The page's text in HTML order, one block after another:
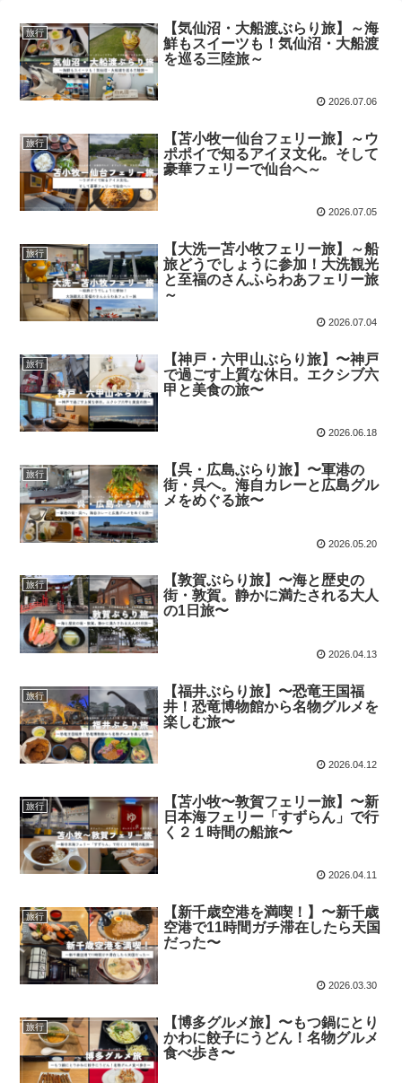
旅行
【気仙沼・大船渡ぶらり旅】～海
鮮もスイーツも！気仙沼・大船渡
を巡る三陸旅～
2026.07.06
旅行
【苫小牧ー仙台フェリー旅】～ウ
ポポイで知るアイヌ文化。そして
豪華フェリーで仙台へ～
2026.07.05
旅行
【大洗ー苫小牧フェリー旅】～船
旅どうでしょうに参加！大洗観光
と至福のさんふらわあフェリー旅
～
2026.07.04
旅行
【神戸・六甲山ぶらり旅】〜神戸
で過ごす上質な休日。エクシブ六
甲と美食の旅〜
2026.06.18
旅行
【呉・広島ぶらり旅】〜軍港の
街・呉へ。海自カレーと広島グル
メをめぐる旅〜
2026.05.20
旅行
【敦賀ぶらり旅】〜海と歴史の
街・敦賀。静かに満たされる大人
の1日旅〜
2026.04.13
旅行
【福井ぶらり旅】〜恐竜王国福
井！恐竜博物館から名物グルメを
楽しむ旅〜
2026.04.12
旅行
【苫小牧〜敦賀フェリー旅】〜新
日本海フェリー「すずらん」で行
く２１時間の船旅〜
2026.04.11
旅行
【新千歳空港を満喫！】〜新千歳
空港で11時間ガチ滞在したら天国
だった〜
2026.03.30
旅行
【博多グルメ旅】〜もつ鍋にとり
かわに餃子にうどん！名物グルメ
食べ歩き〜